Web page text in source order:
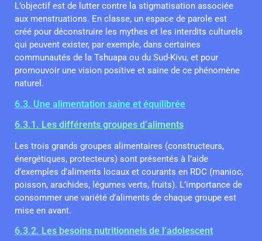
L’objectif est de lutter contre la stigmatisation associée
aux menstruations. En classe, un espace de parole est
créé pour déconstruire les mythes et les interdits culturels
qui peuvent exister, par exemple, dans certaines
communautés de la Tshuapa ou du Sud-Kivu, et pour
promouvoir une vision positive et saine de ce phénomène
naturel.
6.3. Une alimentation saine et équilibrée
6.3.1. Les différents groupes d’aliments
Les trois grands groupes alimentaires (constructeurs,
énergétiques, protecteurs) sont présentés à l’aide
d’exemples d’aliments locaux et courants en RDC (manioc,
poisson, arachides, légumes verts, fruits). L’importance de
consommer une variété d’aliments de chaque groupe est
mise en avant.
6.3.2. Les besoins nutritionnels de l’adolescent